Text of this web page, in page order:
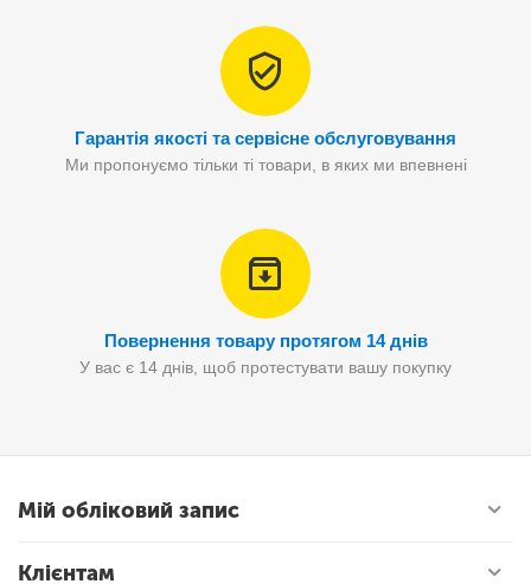
Гарантія якості та сервісне обслуговування
Ми пропонуємо тільки ті товари, в яких ми впевнені
Повернення товару протягом 14 днів
У вас є 14 днів, щоб протестувати вашу покупку
Мій обліковий запис
Клієнтам